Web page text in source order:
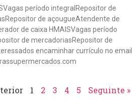
período integralRepositor de
de açougueAtendente de
de caixa HMAISVagas período
de mercadoriasRepositor de
encaminhar currículo no email
1 2 3 4 5 Seguinte »